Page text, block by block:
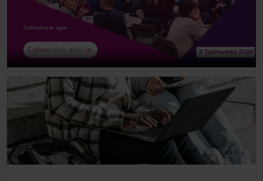
Ein Gwaith
Newyddion a Digwyddiadau
Cysylltwch â Ni
ColegauCymru
ColegauCymru Rhyngwladol
Chwaraeon ColegauCymru